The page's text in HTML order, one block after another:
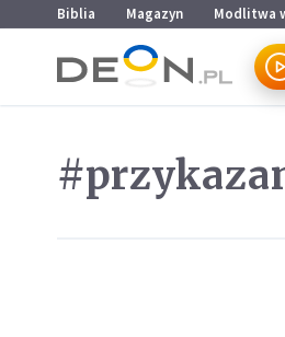
Przejdź do menu głównego
Przejdź do treści
Biblia Magazyn Modlitwa